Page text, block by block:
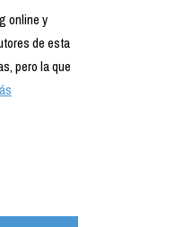
online y
de esta
pero la que